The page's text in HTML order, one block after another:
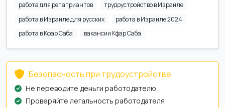
работа для репатриантов
трудоустройство в Израиле
работа в Израиле для русских
работа в Израиле 2024
работа в Кфар Саба
вакансии Кфар Саба
Безопасность при трудоустройстве
Не переводите деньги работодателю
Проверяйте легальность работодателя